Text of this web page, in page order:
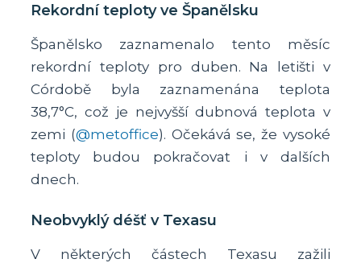
Rekordní teploty ve Španělsku
Španělsko zaznamenalo tento měsíc
rekordní teploty pro duben. Na letišti v
Córdobě byla zaznamenána teplota
38,7°C, což je nejvyšší dubnová teplota v
zemi (@metoffice). Očekává se, že vysoké
teploty budou pokračovat i v dalších
dnech.
Neobvyklý déšť v Texasu
V některých částech Texasu zažili